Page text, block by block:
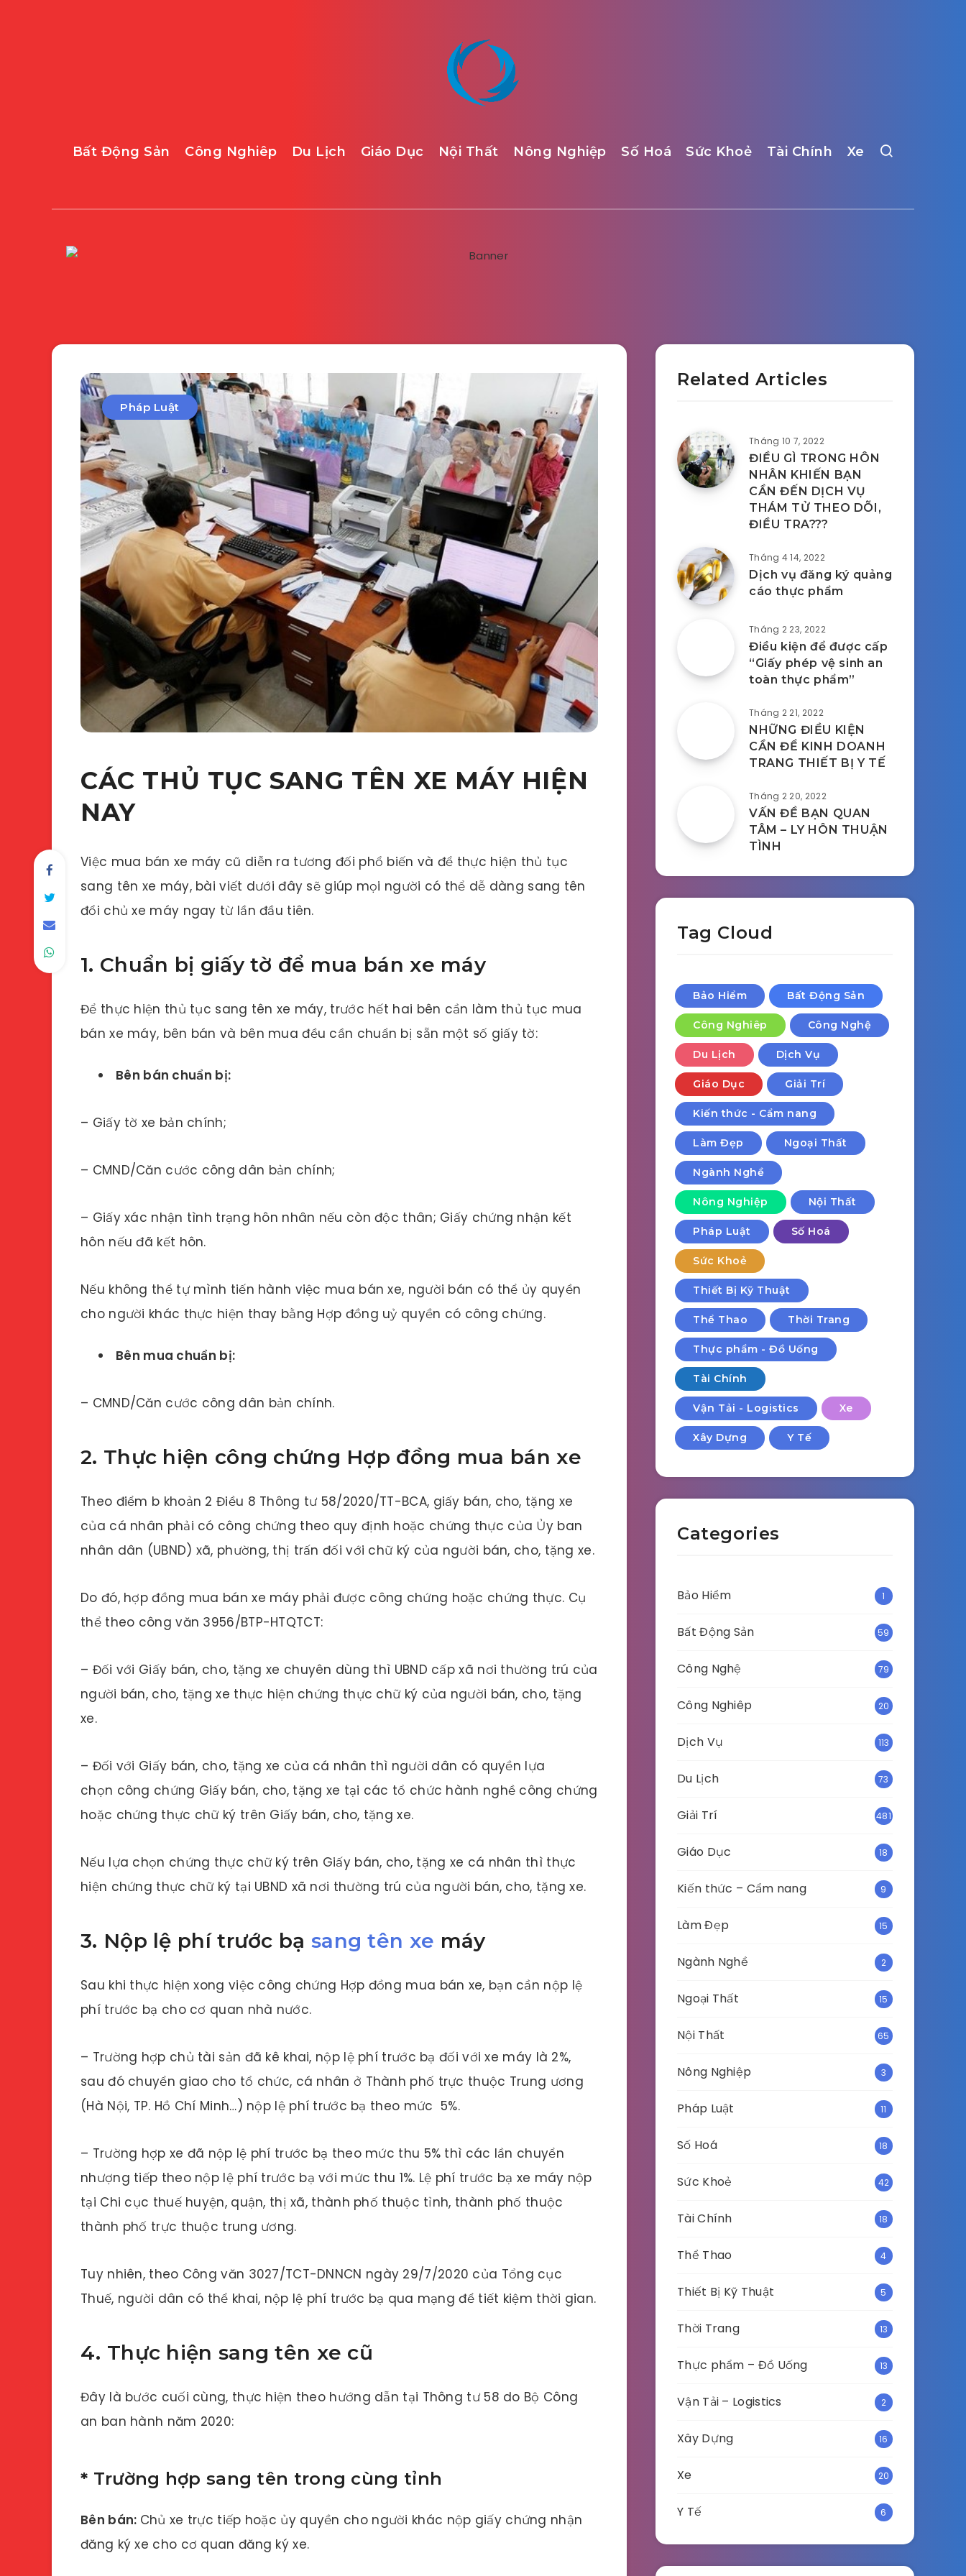
Bất Động Sản Công Nghiêp Du Lịch Giáo Dục Nội Thất Nông Nghiệp Số Hoá Sức Khoẻ Tài Chính Xe
Pháp Luật
CÁC THỦ TỤC SANG TÊN XE MÁY HIỆN
NAY
Việc mua bán xe máy cũ diễn ra tương đối phổ biến và để thực hiện thủ tục
sang tên xe máy, bài viết dưới đây sẽ giúp mọi người có thể dễ dàng sang tên
đổi chủ xe máy ngay từ lần đầu tiên.
1. Chuẩn bị giấy tờ để mua bán xe máy
Để thực hiện thủ tục sang tên xe máy, trước hết hai bên cần làm thủ tục mua
bán xe máy, bên bán và bên mua đều cần chuẩn bị sẵn một số giấy tờ:
Bên bán chuẩn bị:
– Giấy tờ xe bản chính;
– CMND/Căn cước công dân bản chính;
– Giấy xác nhận tình trạng hôn nhân nếu còn độc thân; Giấy chứng nhận kết
hôn nếu đã kết hôn.
Nếu không thể tự mình tiến hành việc mua bán xe, người bán có thể ủy quyền
cho người khác thực hiện thay bằng Hợp đồng uỷ quyền có công chứng.
Bên mua chuẩn bị:
– CMND/Căn cước công dân bản chính.
2. Thực hiện công chứng Hợp đồng mua bán xe
Theo điểm b khoản 2 Điều 8 Thông tư 58/2020/TT-BCA, giấy bán, cho, tặng xe
của cá nhân phải có công chứng theo quy định hoặc chứng thực của Ủy ban
nhân dân (UBND) xã, phường, thị trấn đối với chữ ký của người bán, cho, tặng xe.
Do đó, hợp đồng mua bán xe máy phải được công chứng hoặc chứng thực. Cụ
thể theo công văn 3956/BTP-HTQTCT:
– Đối với Giấy bán, cho, tặng xe chuyên dùng thì UBND cấp xã nơi thường trú của
người bán, cho, tặng xe thực hiện chứng thực chữ ký của người bán, cho, tặng
xe.
– Đối với Giấy bán, cho, tặng xe của cá nhân thì người dân có quyền lựa
chọn công chứng Giấy bán, cho, tặng xe tại các tổ chức hành nghề công chứng
hoặc chứng thực chữ ký trên Giấy bán, cho, tặng xe.
Nếu lựa chọn chứng thực chữ ký trên Giấy bán, cho, tặng xe cá nhân thì thực
hiện chứng thực chữ ký tại UBND xã nơi thường trú của người bán, cho, tặng xe.
3. Nộp lệ phí trước bạ sang tên xe máy
Sau khi thực hiện xong việc công chứng Hợp đồng mua bán xe, bạn cần nộp lệ
phí trước bạ cho cơ quan nhà nước.
– Trường hợp chủ tài sản đã kê khai, nộp lệ phí trước bạ đối với xe máy là 2%,
sau đó chuyển giao cho tổ chức, cá nhân ở Thành phố trực thuộc Trung ương
(Hà Nội, TP. Hồ Chí Minh…) nộp lệ phí trước bạ theo mức 5%.
– Trường hợp xe đã nộp lệ phí trước bạ theo mức thu 5% thì các lần chuyển
nhượng tiếp theo nộp lệ phí trước bạ với mức thu 1%. Lệ phí trước bạ xe máy nộp
tại Chi cục thuế huyện, quận, thị xã, thành phố thuộc tỉnh, thành phố thuộc
thành phố trực thuộc trung ương.
Tuy nhiên, theo Công văn 3027/TCT-DNNCN ngày 29/7/2020 của Tổng cục
Thuế, người dân có thể khai, nộp lệ phí trước bạ qua mạng để tiết kiệm thời gian.
4. Thực hiện sang tên xe cũ
Đây là bước cuối cùng, thực hiện theo hướng dẫn tại Thông tư 58 do Bộ Công
an ban hành năm 2020:
* Trường hợp sang tên trong cùng tỉnh
Bên bán: Chủ xe trực tiếp hoặc ủy quyền cho người khác nộp giấy chứng nhận
đăng ký xe cho cơ quan đăng ký xe.
Related Articles
Tháng 10 7, 2022
ĐIỀU GÌ TRONG HÔN
NHÂN KHIẾN BẠN
CẦN ĐẾN DỊCH VỤ
THÁM TỬ THEO DÕI,
ĐIỀU TRA???
Tháng 4 14, 2022
Dịch vụ đăng ký quảng
cáo thực phẩm
Tháng 2 23, 2022
Điều kiện để được cấp
“Giấy phép vệ sinh an
toàn thực phẩm”
Tháng 2 21, 2022
NHỮNG ĐIỀU KIỆN
CẦN ĐỂ KINH DOANH
TRANG THIẾT BỊ Y TẾ
Tháng 2 20, 2022
VẤN ĐỀ BẠN QUAN
TÂM – LY HÔN THUẬN
TÌNH
Tag Cloud
Bảo Hiểm Bất Động Sản
Công Nghiêp Công Nghệ
Du Lịch Dịch Vụ
Giáo Dục Giải Trí
Kiến thức - Cẩm nang
Làm Đẹp Ngoại Thất
Ngành Nghề
Nông Nghiệp Nội Thất
Pháp Luật Số Hoá
Sức Khoẻ
Thiết Bị Kỹ Thuật
Thể Thao Thời Trang
Thực phẩm - Đồ Uống
Tài Chính
Vận Tải - Logistics Xe
Xây Dựng Y Tế
Categories
Bảo Hiểm 1
Bất Động Sản 59
Công Nghệ 79
Công Nghiêp 20
Dịch Vụ 113
Du Lịch 73
Giải Trí 481
Giáo Dục 18
Kiến thức – Cẩm nang 9
Làm Đẹp 15
Ngành Nghề 2
Ngoại Thất 15
Nội Thất 65
Nông Nghiệp 3
Pháp Luật 11
Số Hoá 18
Sức Khoẻ 42
Tài Chính 18
Thể Thao 4
Thiết Bị Kỹ Thuật 5
Thời Trang 13
Thực phẩm – Đồ Uống 13
Vận Tải – Logistics 2
Xây Dựng 16
Xe 20
Y Tế 6